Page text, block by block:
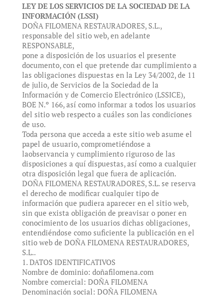
LEY DE LOS SERVICIOS DE LA SOCIEDAD DE LA
INFORMACIÓN (LSSI)
DOÑA FILOMENA RESTAURADORES, S.L.,
responsable del sitio web, en adelante
RESPONSABLE,
pone a disposición de los usuarios el presente
documento, con el que pretende dar cumplimiento a
las obligaciones dispuestas en la Ley 34/2002, de 11
de julio, de Servicios de la Sociedad de la
Información y de Comercio Electrónico (LSSICE),
BOE N.º 166, así como informar a todos los usuarios
del sitio web respecto a cuáles son las condiciones
de uso.
Toda persona que acceda a este sitio web asume el
papel de usuario, comprometiéndose a
laobservancia y cumplimiento riguroso de las
disposiciones a quí dispuestas, así como a cualquier
otra disposición legal que fuera de aplicación.
DOÑA FILOMENA RESTAURADORES, S.L. se reserva
el derecho de modificar cualquier tipo de
información que pudiera aparecer en el sitio web,
sin que exista obligación de preavisar o poner en
conocimiento de los usuarios dichas obligaciones,
entendiéndose como suficiente la publicación en el
sitio web de DOÑA FILOMENA RESTAURADORES,
S.L..
1. DATOS IDENTIFICATIVOS
Nombre de dominio: doñafilomena.com
Nombre comercial: DOÑA FILOMENA
Denominación social: DOÑA FILOMENA